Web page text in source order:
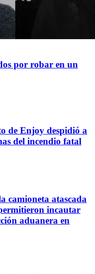
por robar en un
de Enjoy despidió a
del incendio fatal
camioneta atascada
incautar
aduanera en